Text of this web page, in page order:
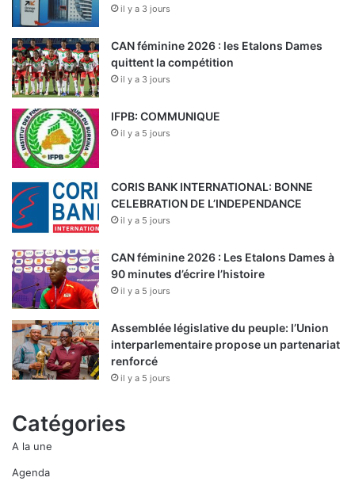
il y a 3 jours
CAN féminine 2026 : les Etalons Dames
quittent la compétition
il y a 3 jours
IFPB: COMMUNIQUE
il y a 5 jours
CORIS BANK INTERNATIONAL: BONNE
CELEBRATION DE L’INDEPENDANCE
il y a 5 jours
CAN féminine 2026 : Les Etalons Dames à
90 minutes d’écrire l’histoire
il y a 5 jours
Assemblée législative du peuple: l’Union
interparlementaire propose un partenariat
renforcé
il y a 5 jours
Catégories
A la une
Agenda